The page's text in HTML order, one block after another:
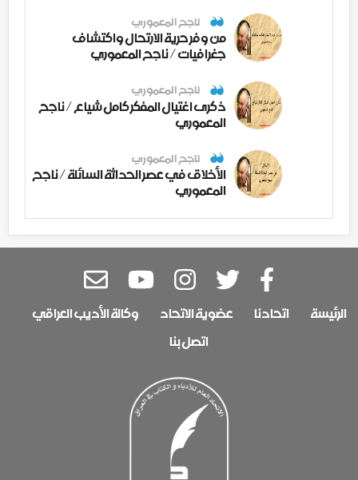
ناجح المعموري
من وفر حرية الارتحال واكتشاف
جغرافيات / ناجح المعموري
ناجح المعموري
ذكرى اغتيال المفكر كامل شياع / ناجح
المعموري
ناجح المعموري
الأخلاق في عصر الحداثة السائلة / ناجح
المعموري
الرئيسة اتحادنا عضوية الاتحاد
وكالة الأديب العراقي
اتصل بنا